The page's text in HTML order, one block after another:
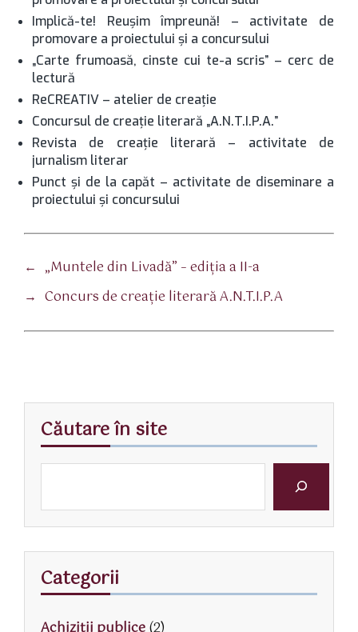
Implică-te! Reușim împreună! – activitate de
promovare a proiectului și a concursului
„Carte frumoasă, cinste cui te-a scris” – cerc de
lectură
ReCREATIV – atelier de creație
Concursul de creație literară „A.N.T.I.P.A.”
Revista de creație literară – activitate de
jurnalism literar
Punct și de la capăt – activitate de diseminare a
proiectului și concursului
„Muntele din Livadă” – ediţia a II-a
Concurs de creație literară A.N.T.I.P.A
Căutare în site
Categorii
Achiziții publice (2)